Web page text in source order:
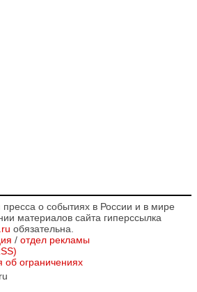
о событиях в России и в мире
материалов сайта гиперссылка
обязательна.
/ отдел рекламы
ограничениях